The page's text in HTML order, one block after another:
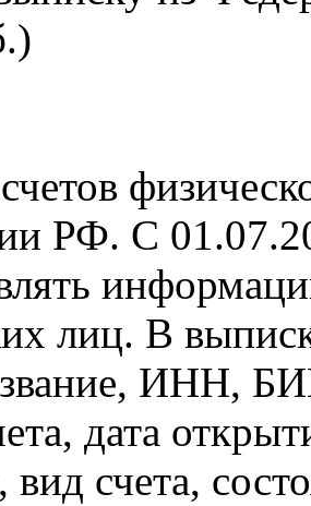
РФ. С
лиц. В
ИНН,
дата
вид счета,